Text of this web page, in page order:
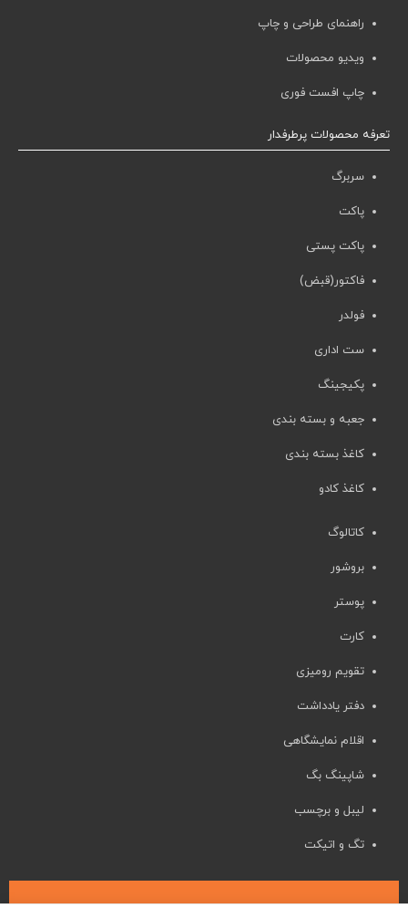
راهنمای طراحی و چاپ
ویدیو محصولات
چاپ افست فوری
تعرفه محصولات پرطرفدار
سربرگ
پاکت
پاکت پستی
فاکتور(قبض)
فولدر
ست اداری
پکیجینگ
جعبه و بسته بندی
کاغذ بسته بندی
کاغذ کادو
کاتالوگ
بروشور
پوستر
کارت
تقویم رومیزی
دفتر یادداشت
اقلام نمایشگاهی
شاپینگ بگ
لیبل و برچسب
تگ و اتیکت